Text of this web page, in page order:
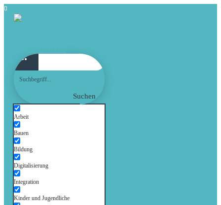
Suchen
Arbeit
Bauen
Bildung
Digitalisierung
Integration
Kinder und Jugendliche